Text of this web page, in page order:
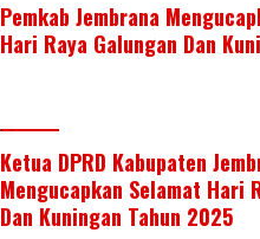
Pemkab Jembrana
Hari Raya Galungan Dan
Ketua DPRD Kabupaten
Mengucapkan Selamat Hari
Dan Kuningan Tahun 2025